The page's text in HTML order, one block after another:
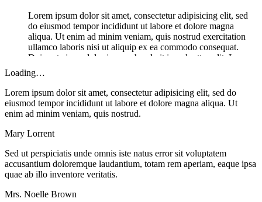
Lorem ipsum dolor sit amet, consectetur adipisicing elit, sed
do eiusmod tempor incididunt ut labore et dolore magna
aliqua. Ut enim ad minim veniam, quis nostrud exercitation
ullamco laboris nisi ut aliquip ex ea commodo consequat.
Duis aute irure dolor in reprehenderit in voluptte velit. Lorem
Loading…
Lorem ipsum dolor sit amet, consectetur adipisicing elit, sed do
eiusmod tempor incididunt ut labore et dolore magna aliqua. Ut
enim ad minim veniam, quis nostrud.
Mary Lorrent
Sed ut perspiciatis unde omnis iste natus error sit voluptatem
accusantium doloremque laudantium, totam rem aperiam, eaque ipsa
quae ab illo inventore veritatis.
Mrs. Noelle Brown